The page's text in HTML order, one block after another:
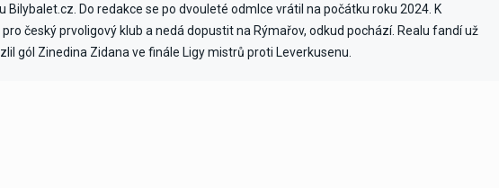
Bilybalet.cz. Do redakce se po dvouleté odmlce vrátil na počátku roku 2024. K
český prvoligový klub a nedá dopustit na Rýmařov, odkud pochází. Realu fandí už
gól Zinedina Zidana ve finále Ligy mistrů proti Leverkusenu.